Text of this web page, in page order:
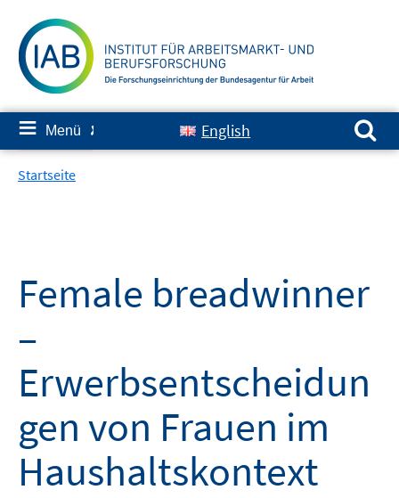
zum
Inhalt
≡ Menü ✘ English
Suchen nach:
Startseite
Female breadwinner
–
Erwerbsentscheidun
gen von Frauen im
Haushaltskontext